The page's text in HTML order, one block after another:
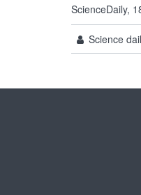
ScienceDaily,
Science